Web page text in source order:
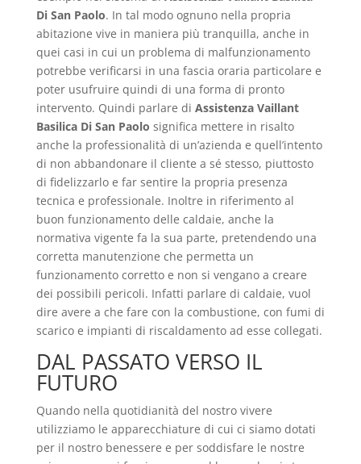
Di San Paolo. In tal modo ognuno nella propria
abitazione vive in maniera più tranquilla, anche in
quei casi in cui un problema di malfunzionamento
potrebbe verificarsi in una fascia oraria particolare e
poter usufruire quindi di una forma di pronto
intervento. Quindi parlare di Assistenza Vaillant
Basilica Di San Paolo significa mettere in risalto
anche la professionalità di un’azienda e quell’intento
di non abbandonare il cliente a sé stesso, piuttosto
di fidelizzarlo e far sentire la propria presenza
tecnica e professionale. Inoltre in riferimento al
buon funzionamento delle caldaie, anche la
normativa vigente fa la sua parte, pretendendo una
corretta manutenzione che permetta un
funzionamento corretto e non si vengano a creare
dei possibili pericoli. Infatti parlare di caldaie, vuol
dire avere a che fare con la combustione, con fumi di
scarico e impianti di riscaldamento ad esse collegati.
DAL PASSATO VERSO IL
FUTURO
Quando nella quotidianità del nostro vivere
utilizziamo le apparecchiature di cui ci siamo dotati
per il nostro benessere e per soddisfare le nostre